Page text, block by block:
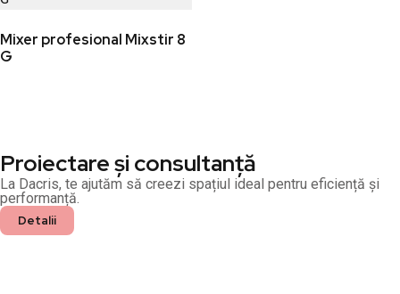
Mixer profesional Mixstir 8
G
Proiectare și consultanță
La Dacris, te ajutăm să creezi spațiul ideal pentru eficiență și
performanță.
Detalii